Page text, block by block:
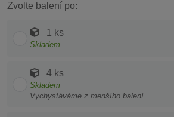
Zvolte balení po:
1 ks
Skladem
4 ks
Skladem
Vychystáváme z menšího balení